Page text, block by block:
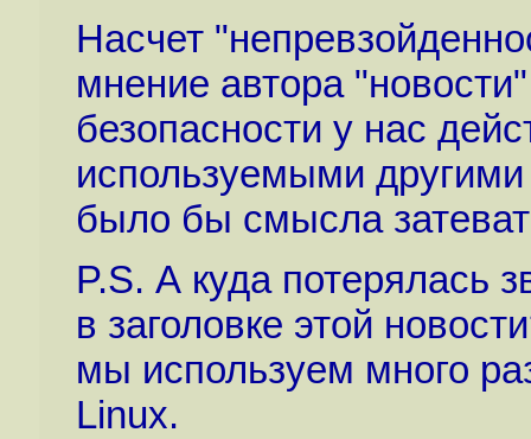
Насчет
мнение автора
безопасности у нас
используемыми
было бы смысла
P.S. А куда потерялась
в заголовке этой
мы используем много
Linux.